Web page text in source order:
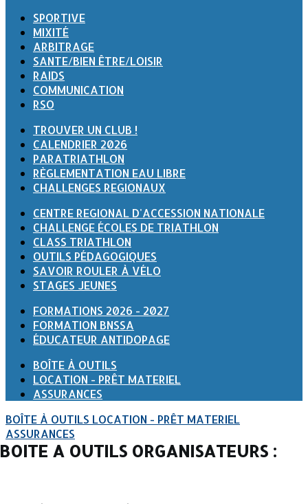
SPORTIVE
MIXITÉ
ARBITRAGE
SANTE/BIEN ÊTRE/LOISIR
RAIDS
COMMUNICATION
RSO
TROUVER UN CLUB !
CALENDRIER 2026
PARATRIATHLON
RÈGLEMENTATION EAU LIBRE
CHALLENGES REGIONAUX
CENTRE REGIONAL D'ACCESSION NATIONALE
CHALLENGE ÉCOLES DE TRIATHLON
CLASS TRIATHLON
OUTILS PÉDAGOGIQUES
SAVOIR ROULER À VÉLO
STAGES JEUNES
FORMATIONS 2026 - 2027
FORMATION BNSSA
ÉDUCATEUR ANTIDOPAGE
BOÎTE À OUTILS
LOCATION - PRÊT MATERIEL
ASSURANCES
BOÎTE À OUTILS LOCATION - PRÊT MATERIEL
ASSURANCES
A OUTILS ORGANISATEURS :